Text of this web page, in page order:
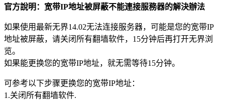
官方說明：宽带IP地址被屏蔽不能連接服務器的解決辦法
如果使用最新无界14.02无法连接服务器，可能是您的宽带IP
地址被屏蔽，请关闭所有翻墙软件，15分钟后再打开无界浏
览。
如果能更换您的宽带IP地址，就无需等待15分钟。
可参考以下步骤更换您的宽带IP地址：
1.关闭所有翻墙软件.